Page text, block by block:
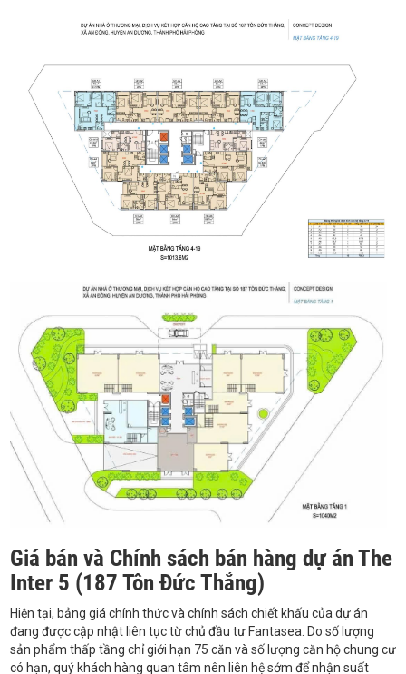
Giá bán và Chính sách bán hàng dự án The
Inter 5 (187 Tôn Đức Thắng)
Hiện tại, bảng giá chính thức và chính sách chiết khấu của dự án
đang được cập nhật liên tục từ chủ đầu tư Fantasea. Do số lượng
sản phẩm thấp tầng chỉ giới hạn 75 căn và số lượng căn hộ chung cư
có hạn, quý khách hàng quan tâm nên liên hệ sớm để nhận suất